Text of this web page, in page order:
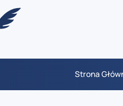
Strona